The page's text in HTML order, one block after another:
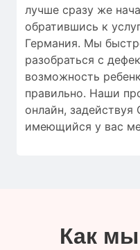
лучше сразу же
обратившись к
Германия. Мы
разобраться с
возможность
правильно. Наши
онлайн,
имеющийся у вас
Как